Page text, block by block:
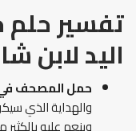
تفسير
اليدلابن
حمل المصحف في
والهداية الذي